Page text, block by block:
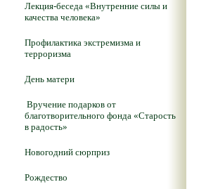
Лекция-беседа «Внутренние силы и
качества человека»
Профилактика экстремизма и
терроризма
День матери
Вручение подарков от
благотворительного фонда «Старость
в радость»
Новогодний сюрприз
Рождество